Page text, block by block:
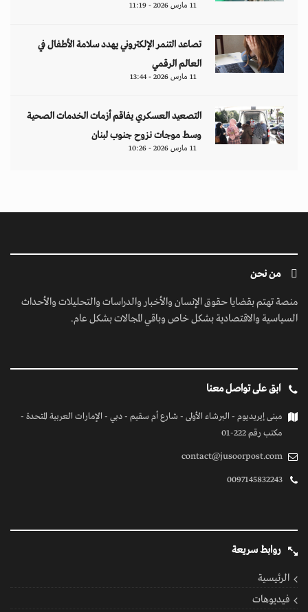
11 مارس 2026 - 11:19
تصاعد التنمر الإلكتروني يهدد سلامة الأطفال في
العالم الرقمي
11 مارس 2026 - 13:44
التصعيد العسكري يفاقم أزمات الخدمات الصحية
وسط موجات نزوح جنوب لبنان
11 مارس 2026 - 10:26
من نحن
منصة تهتم بقضايا حقوق الإنسان والأخبار والدراسات والتحليلات والأحداث
السياسية والاقتصادية بشكل خاص وباقي المجالات بشكل عام.
ابق على تواصل معنا
مبنى إيريديوم - البرشاء الأولى - شارع أم سقيم - دبي - الإمارات العربية المتحدة -
مكتب رقم 222-01
contact@jusoorpost.com
0097145832243
روابط سريعة
الرئيسية
فيديوهات